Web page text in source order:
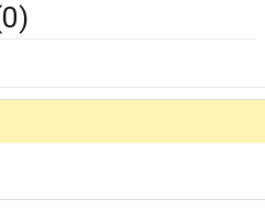
0)